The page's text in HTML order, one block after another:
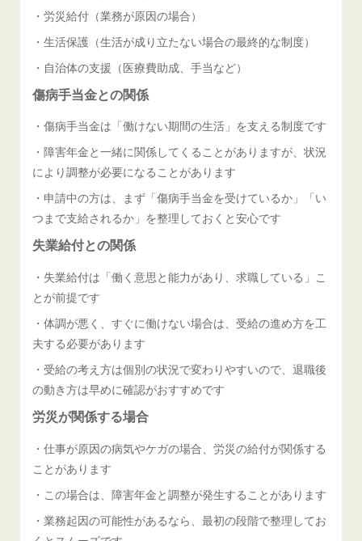
・労災給付（業務が原因の場合）
・生活保護（生活が成り立たない場合の最終的な制度）
・自治体の支援（医療費助成、手当など）
傷病手当金との関係
・傷病手当金は「働けない期間の生活」を支える制度です
・障害年金と一緒に関係してくることがありますが、状況
により調整が必要になることがあります
・申請中の方は、まず「傷病手当金を受けているか」「い
つまで支給されるか」を整理しておくと安心です
失業給付との関係
・失業給付は「働く意思と能力があり、求職している」こ
とが前提です
・体調が悪く、すぐに働けない場合は、受給の進め方を工
夫する必要があります
・受給の考え方は個別の状況で変わりやすいので、退職後
の動き方は早めに確認がおすすめです
労災が関係する場合
・仕事が原因の病気やケガの場合、労災の給付が関係する
ことがあります
・この場合は、障害年金と調整が発生することがあります
・業務起因の可能性があるなら、最初の段階で整理してお